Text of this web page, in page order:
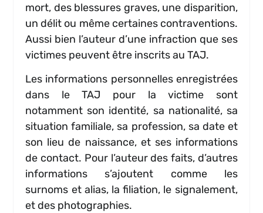
mort, des blessures graves, une disparition,
un délit ou même certaines contraventions.
Aussi bien l’auteur d’une infraction que ses
victimes peuvent être inscrits au TAJ.
Les informations personnelles enregistrées
dans le TAJ pour la victime sont
notamment son identité, sa nationalité, sa
situation familiale, sa profession, sa date et
son lieu de naissance, et ses informations
de contact. Pour l’auteur des faits, d’autres
informations s’ajoutent comme les
surnoms et alias, la filiation, le signalement,
et des photographies.